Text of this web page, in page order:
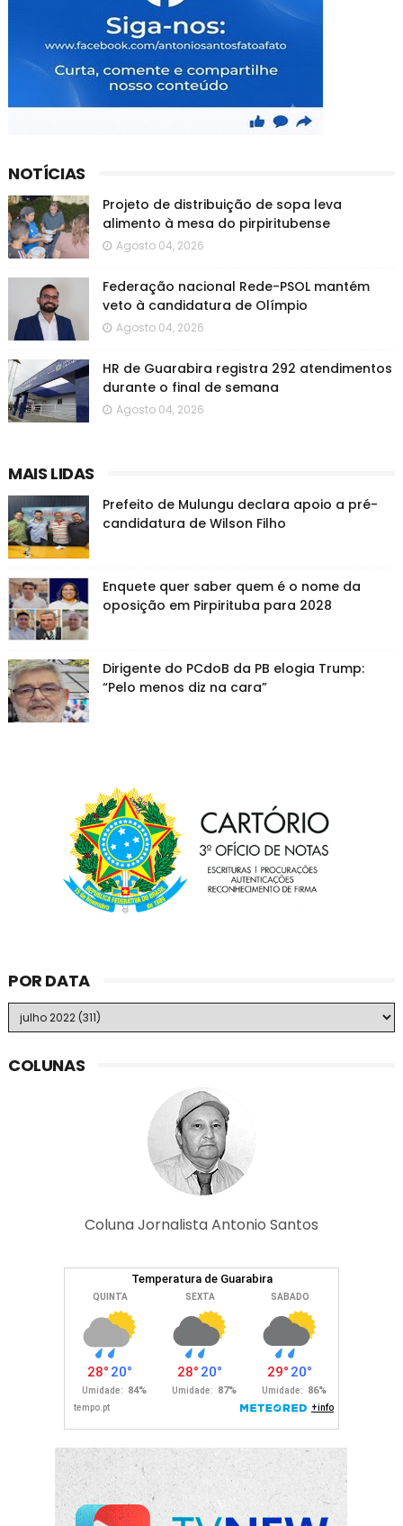
NOTÍCIAS
Projeto de distribuição de sopa leva
alimento à mesa do pirpiritubense
Agosto 04, 2026
Federação nacional Rede-PSOL mantém
veto à candidatura de Olímpio
Agosto 04, 2026
HR de Guarabira registra 292 atendimentos
durante o final de semana
Agosto 04, 2026
MAIS LIDAS
Prefeito de Mulungu declara apoio a pré-
candidatura de Wilson Filho
Enquete quer saber quem é o nome da
oposição em Pirpirituba para 2028
Dirigente do PCdoB da PB elogia Trump:
“Pelo menos diz na cara”
POR DATA
COLUNAS
Coluna Jornalista Antonio Santos